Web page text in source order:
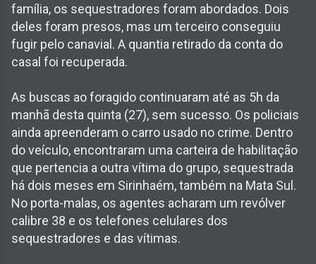
família, os sequestradores foram abordados. Dois
deles foram presos, mas um terceiro conseguiu
fugir pelo canavial. A quantia retirado da conta do
casal foi recuperada.
As buscas ao foragido continuaram até as 5h da
manhã desta quinta (27), sem sucesso. Os policiais
ainda apreenderam o carro usado no crime. Dentro
do veículo, encontraram uma carteira de habilitação
que pertencia a outra vítima do grupo, sequestrada
há dois meses em Sirinhaém, também na Mata Sul.
No porta-malas, os agentes acharam um revólver
calibre 38 e os telefones celulares dos
sequestradores e das vítimas.